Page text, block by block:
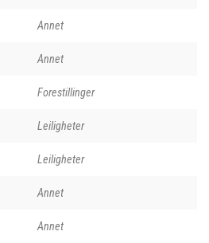
Annet
Annet
Forestillinger
Leiligheter
Leiligheter
Annet
Annet